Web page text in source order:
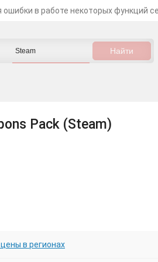
в работе некоторых функций
Pack (Steam)
в регионах